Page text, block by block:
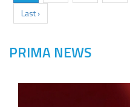
Last ›
PRIMA NEWS